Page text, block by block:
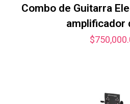
Combo de Guitarra
amplificador
$